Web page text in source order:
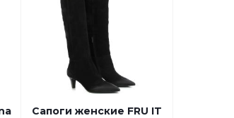
Сапоги женские FRU IT